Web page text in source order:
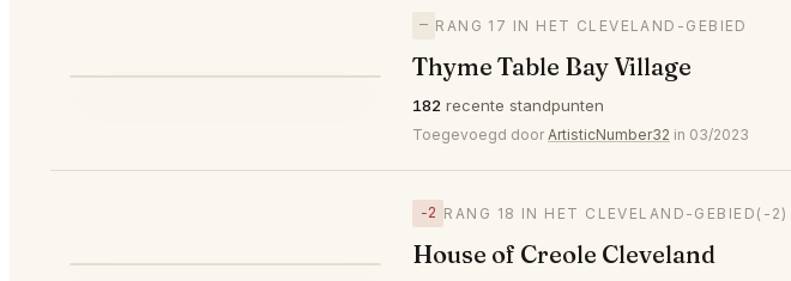
— RANG 17 IN HET CLEVELAND-GEBIED
Thyme Table Bay Village
182 recente standpunten
Toegevoegd door ArtisticNumber32 in 03/2023
−2 RANG 18 IN HET CLEVELAND-GEBIED (-2)
House of Creole Cleveland